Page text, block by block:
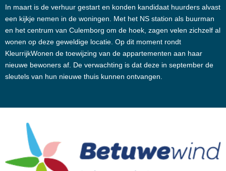
In maart is de verhuur gestart en konden kandidaat huurders alvast
een kijkje nemen in de woningen. Met het NS station als buurman
en het centrum van Culemborg om de hoek, zagen velen zichzelf al
wonen op deze geweldige locatie. Op dit moment rondt
KleurrijkWonen de toewijzing van de appartementen aan haar
nieuwe bewoners af. De verwachting is dat deze in september de
sleutels van hun nieuwe thuis kunnen ontvangen.